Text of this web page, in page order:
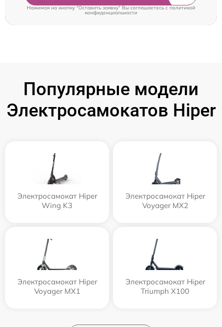
Нажимая на кнопку "Оставить заявку" Вы соглашаетесь cполитикой
конфиденциальности
Популярные модели
Электросамокатов Hiper
Электросамокат Hiper
Wing K3
Электросамокат Hiper
Voyager MX2
Электросамокат Hiper
Voyager MX1
Электросамокат Hiper
Triumph X100